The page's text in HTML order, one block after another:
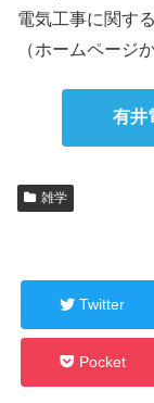
電気工事に関す
（ホームページ
有井
雑学
Twitter
Pocket